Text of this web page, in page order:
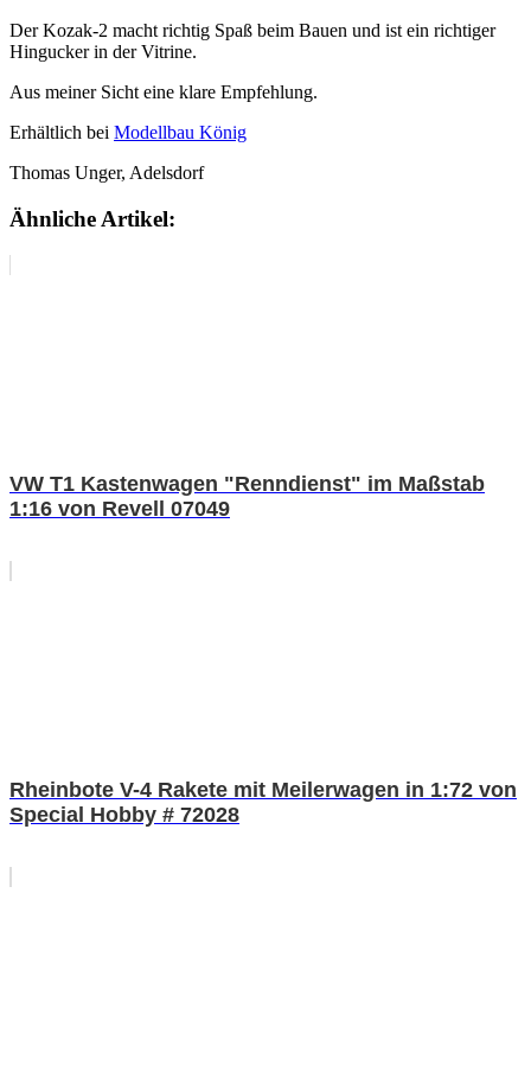
Der Kozak-2 macht richtig Spaß beim Bauen und ist ein richtiger
Hingucker in der Vitrine.
Aus meiner Sicht eine klare Empfehlung.
Erhältlich bei Modellbau König
Thomas Unger, Adelsdorf
Ähnliche Artikel:
VW T1 Kastenwagen "Renndienst" im Maßstab
1:16 von Revell 07049
Rheinbote V-4 Rakete mit Meilerwagen in 1:72 von
Special Hobby # 72028